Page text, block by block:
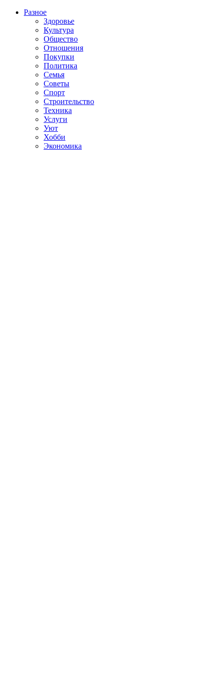
Разное
Здоровье
Культура
Общество
Отношения
Покупки
Политика
Семья
Советы
Спорт
Строительство
Техника
Услуги
Уют
Хобби
Экономика